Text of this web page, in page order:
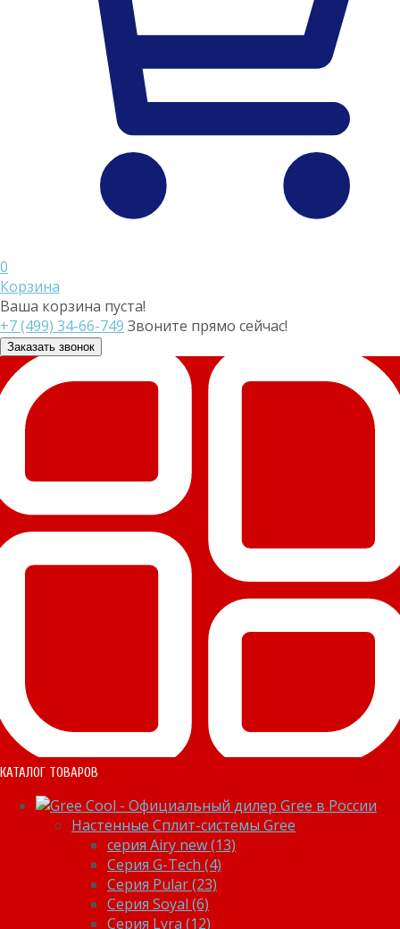
0
Корзина
Ваша корзина пуста!
+7 (499) 34-66-749 Звоните прямо сейчас!
Заказать звонок
КАТАЛОГ ТОВАРОВ
Настенные Сплит-системы Gree
серия Airy new (13)
Серия G-Tech (4)
Серия Pular (23)
Cерия Soyal (6)
Серия Lyra (12)